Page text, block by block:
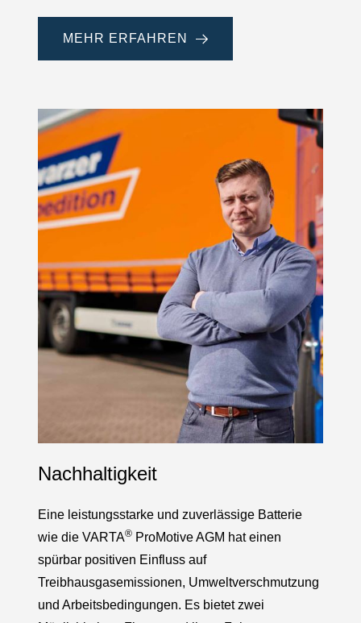
MEHR ERFAHREN
Nachhaltigkeit
Eine leistungsstarke und zuverlässige Batterie
wie die VARTA® ProMotive AGM hat einen
spürbar positiven Einfluss auf
Treibhausgasemissionen, Umweltverschmutzung
und Arbeitsbedingungen. Es bietet zwei